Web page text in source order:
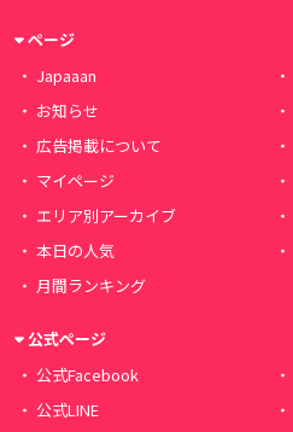
ページ
Japaaan
お知らせ
広告掲載について
マイページ
エリア別アーカイブ
本日の人気
月間ランキング
公式ページ
公式Facebook
公式LINE